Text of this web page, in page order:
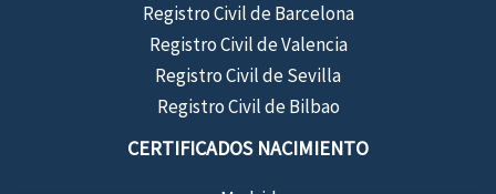
Registro Civil de Barcelona
Registro Civil de Valencia
Registro Civil de Sevilla
Registro Civil de Bilbao
CERTIFICADOS NACIMIENTO